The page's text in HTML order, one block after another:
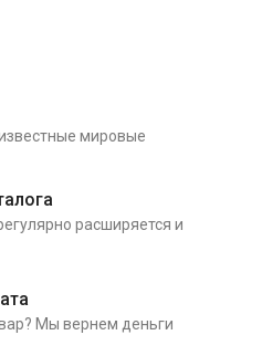
мировые
расширяется и
Мы вернем деньги